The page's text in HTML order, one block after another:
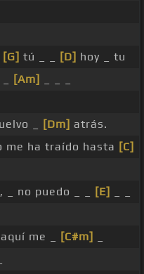
[G] tú _ _ [D] hoy _ tu
[Am]
_ [Dm] atrás.
me ha traído hasta [C]
_ no puedo _ _ [E]
me _ [C#m]